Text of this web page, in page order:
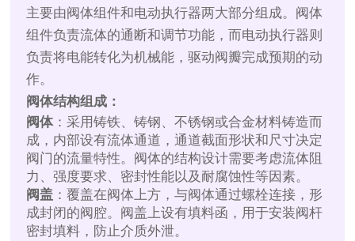
主要由阀体组件和电动执行器两大部分组成。阀体
组件负责流体的通断和调节功能，而电动执行器则
负责将电能转化为机械能，驱动阀瓣完成预期的动
作。
阀体结构组成：
阀体：采用铸铁、铸钢、不锈钢或合金材料铸造而
成，内部设有流体通道，通道截面形状和尺寸决定
阀门的流量特性。阀体的结构设计需要考虑流体阻
力、强度要求、密封性能以及耐腐蚀性等因素。
阀盖 ：覆盖在阀体上方，与阀体通过螺栓连接，形
成封闭的阀腔。阀盖上设有填料函，用于安装阀杆
密封填料，防止介质外泄。